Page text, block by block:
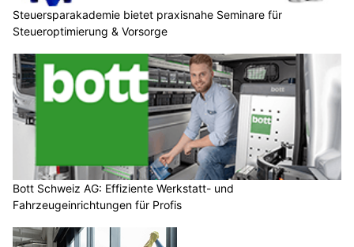
Steuersparakademie bietet praxisnahe Seminare für
Steueroptimierung & Vorsorge
Bott Schweiz AG: Effiziente Werkstatt- und
Fahrzeugeinrichtungen für Profis